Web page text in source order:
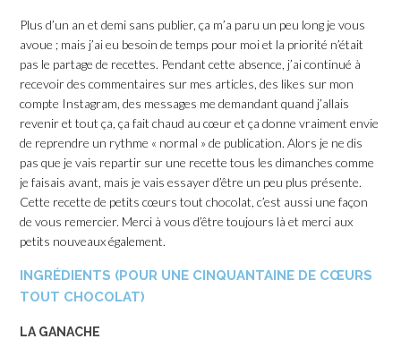
Plus d’un an et demi sans publier, ça m’a paru un peu long je vous
avoue ; mais j’ai eu besoin de temps pour moi et la priorité n’était
pas le partage de recettes. Pendant cette absence, j’ai continué à
recevoir des commentaires sur mes articles, des likes sur mon
compte Instagram, des messages me demandant quand j’allais
revenir et tout ça, ça fait chaud au cœur et ça donne vraiment envie
de reprendre un rythme « normal » de publication. Alors je ne dis
pas que je vais repartir sur une recette tous les dimanches comme
je faisais avant, mais je vais essayer d’être un peu plus présente.
Cette recette de petits cœurs tout chocolat, c’est aussi une façon
de vous remercier. Merci à vous d’être toujours là et merci aux
petits nouveaux également.
INGRÉDIENTS (POUR UNE CINQUANTAINE DE CŒURS
TOUT CHOCOLAT)
LA GANACHE